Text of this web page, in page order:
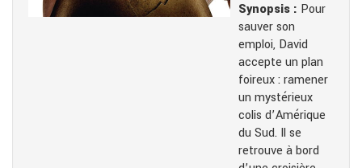
Synopsis : Pour
sauver son
emploi, David
accepte un plan
foireux : ramener
un mystérieux
colis d’Amérique
du Sud. Il se
retrouve à bord